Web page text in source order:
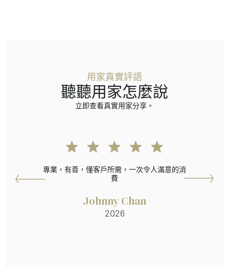
用家真實評語
聽聽用家怎麼說
立即查看真實用家分享。
專業，有善，懂客戶所需，一次令人滿意的消
費
Johnny Chan
2026